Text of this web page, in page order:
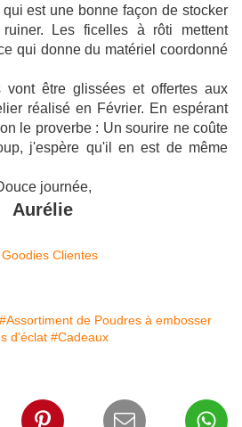
est une bonne façon de stocker
Les ficelles à rôti mettent
qui donne du matériel coordonné
vont être glissées et offertes aux
réalisé en Février. En espérant
le proverbe : Un sourire ne coûte
j'espère qu'il en est de même
journée,
Aurélie
#Assortiment de Poudres à embosser
d'éclat #Cadeaux